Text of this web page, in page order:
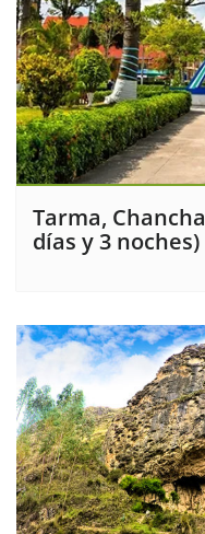
Tarma,
días y 3 noches)